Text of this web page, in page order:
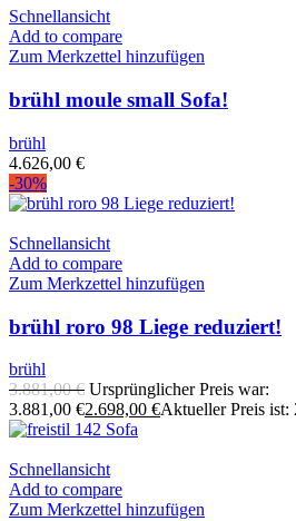
Schnellansicht
Add to compare
Zum Merkzettel hinzufügen
brühl moule small Sofa!
brühl
4.626,00 €
-30%
Schnellansicht
Add to compare
Zum Merkzettel hinzufügen
brühl roro 98 Liege reduziert!
brühl
3.881,00€ Ursprünglicher Preis war:
3.881,00 €2.698,00 €Aktueller Preis ist:
Schnellansicht
Add to compare
Zum Merkzettel hinzufügen